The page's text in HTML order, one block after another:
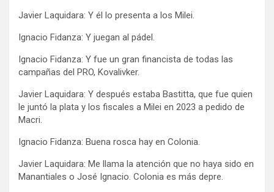
Javier Laquidara: Y él lo presenta a los Milei.
Ignacio Fidanza: Y juegan al pádel.
Ignacio Fidanza: Y fue un gran financista de todas las
campañas del PRO, Kovalivker.
Javier Laquidara: Y después estaba Bastitta, que fue quien
le juntó la plata y los fiscales a Milei en 2023 a pedido de
Macri.
Ignacio Fidanza: Buena rosca hay en Colonia.
Javier Laquidara: Me llama la atención que no haya sido en
Manantiales o José Ignacio. Colonia es más depre.